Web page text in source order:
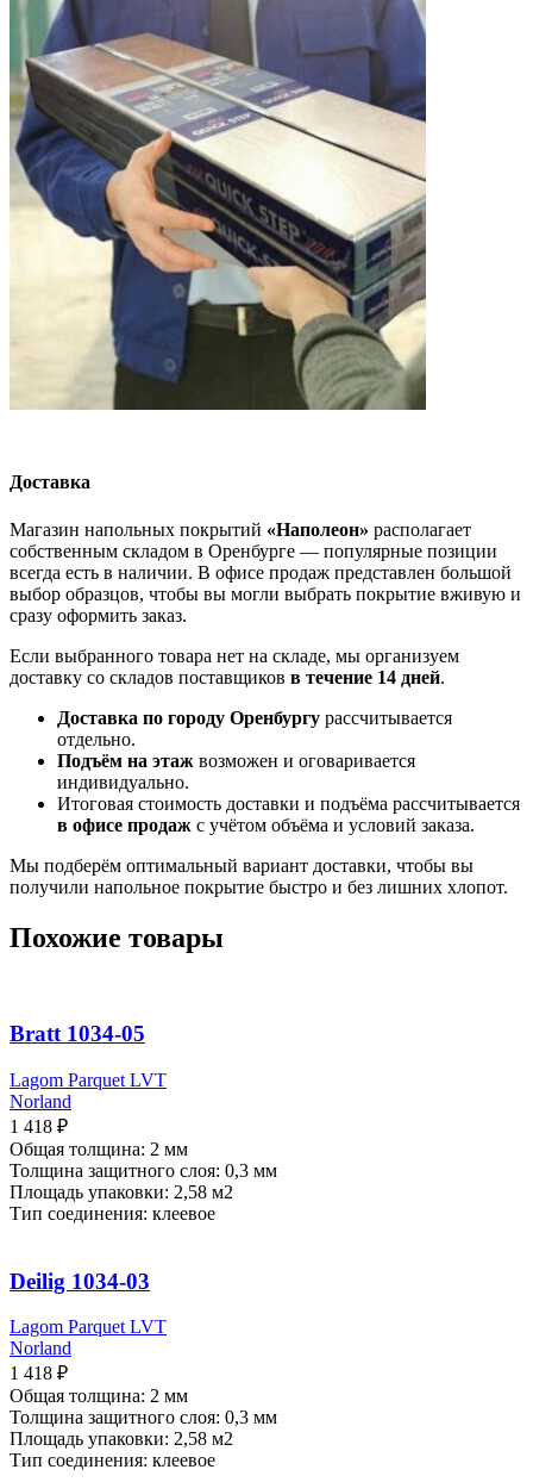
Доставка
Магазин напольных покрытий «Наполеон» располагает
собственным складом в Оренбурге — популярные позиции
всегда есть в наличии. В офисе продаж представлен большой
выбор образцов, чтобы вы могли выбрать покрытие вживую и
сразу оформить заказ.
Если выбранного товара нет на складе, мы организуем
доставку со складов поставщиков в течение 14 дней.
Доставка по городу Оренбургу рассчитывается
отдельно.
Подъём на этаж возможен и оговаривается
индивидуально.
Итоговая стоимость доставки и подъёма рассчитывается
в офисе продаж с учётом объёма и условий заказа.
Мы подберём оптимальный вариант доставки, чтобы вы
получили напольное покрытие быстро и без лишних хлопот.
Похожие товары
Bratt 1034-05
Lagom Parquet LVT
Norland
1 418 ₽
Общая толщина: 2 мм
Толщина защитного слоя: 0,3 мм
Площадь упаковки: 2,58 м2
Тип соединения: клеевое
Deilig 1034-03
Lagom Parquet LVT
Norland
1 418 ₽
Общая толщина: 2 мм
Толщина защитного слоя: 0,3 мм
Площадь упаковки: 2,58 м2
Тип соединения: клеевое